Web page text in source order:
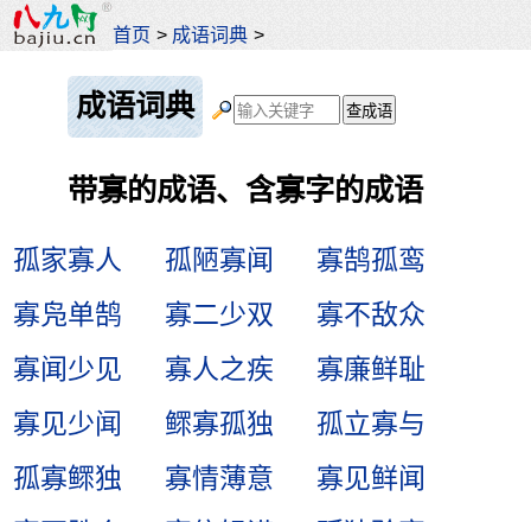
首页 > 成语词典 >
成语词典
带寡的成语、含寡字的成语
孤家寡人 孤陋寡闻
寡鹄孤鸾
寡凫单鹄
寡二少双
寡不敌众
寡闻少见
寡人之疾
寡廉鲜耻
寡见少闻
鳏寡孤独
孤立寡与
孤寡鳏独
寡情薄意
寡见鲜闻